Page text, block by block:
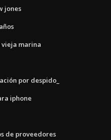
jones
vieja marina
por despido_
iphone
de proveedores